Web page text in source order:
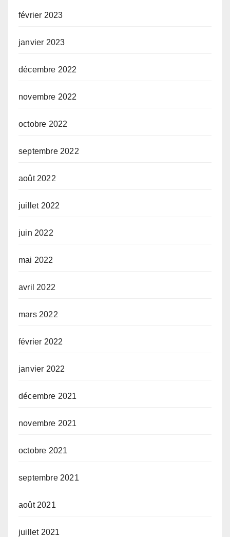
février 2023
janvier 2023
décembre 2022
novembre 2022
octobre 2022
septembre 2022
août 2022
juillet 2022
juin 2022
mai 2022
avril 2022
mars 2022
février 2022
janvier 2022
décembre 2021
novembre 2021
octobre 2021
septembre 2021
août 2021
juillet 2021